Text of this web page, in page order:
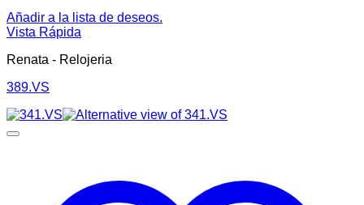
Añadir a la lista de deseos.
Vista Rápida
Renata - Relojeria
389.VS